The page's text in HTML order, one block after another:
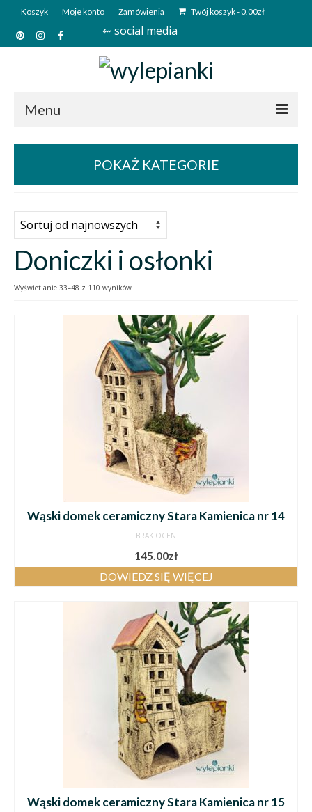
Koszyk Moje konto Zamówienia Twój koszyk-0.00zł
⇜ social media
Menu
Start
Kontakt
Deutsch
POKAŻ KATEGORIE
Doniczki i osłonki
Wyświetlanie 33–48 z 110 wyników
Wąski domek ceramiczny Stara Kamienica nr 14
BRAK OCEN
145.00zł
DOWIEDZ SIĘ WIĘCEJ
Wąski domek ceramiczny Stara Kamienica nr 15